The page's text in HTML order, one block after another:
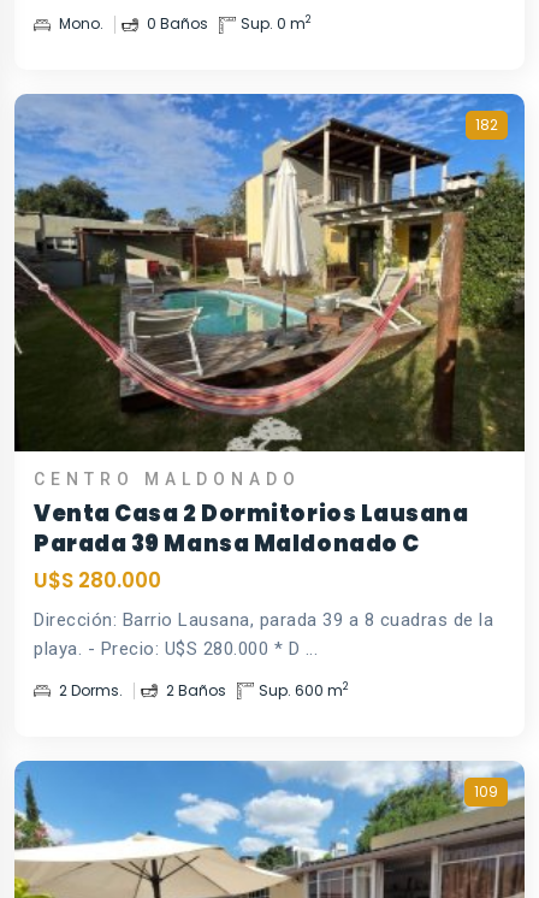
Mono. 0 Baños Sup. 0 m2
182
CENTRO MALDONADO
Venta Casa 2 Dormitorios Lausana
Parada 39 Mansa Maldonado C
U$S 280.000
Dirección: Barrio Lausana, parada 39 a 8 cuadras de la
playa. - Precio: U$S 280.000 * D ...
2 Dorms. 2 Baños Sup. 600 m2
109